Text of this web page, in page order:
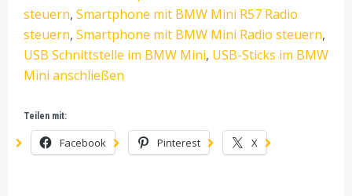
steuern, Smartphone mit BMW Mini R57 Radio
steuern, Smartphone mit BMW Mini Radio steuern,
USB Schnittstelle im BMW Mini, USB-Sticks im BMW
Mini anschließen
Teilen mit:
Facebook Pinterest X